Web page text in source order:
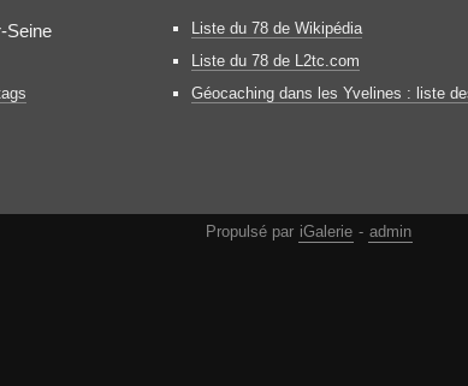
Seine
Liste du 78 de Wikipédia
Liste du 78 de L2tc.com
Géocaching dans les Yvelines : liste
Propulsé par iGalerie - admin